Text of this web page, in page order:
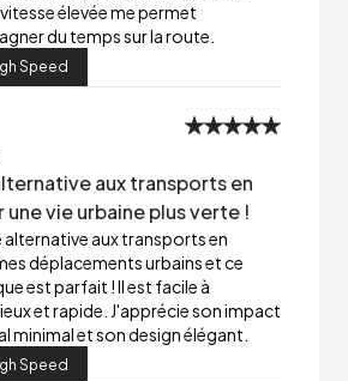
élevée me permet
du temps sur la route.
Speed
aux transports en
une vie urbaine plus verte !
alternative aux transports en
déplacements urbains et ce
est parfait ! Il est facile à
et rapide. J'apprécie son impact
minimal et son design élégant.
Speed